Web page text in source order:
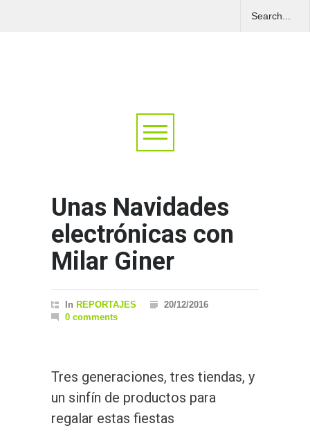
Unas Navidades
electrónicas con
Milar Giner
In REPORTAJES
20/12/2016
0 comments
Tres generaciones, tres tiendas, y
un sinfín de productos para
regalar estas fiestas